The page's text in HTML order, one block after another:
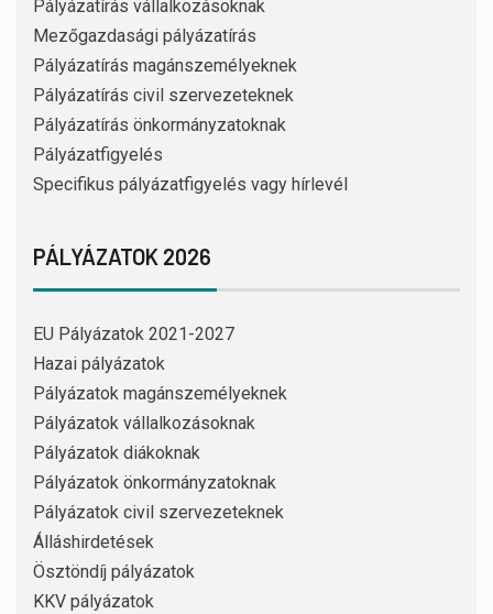
Pályázatírás vállalkozásoknak
Mezőgazdasági pályázatírás
Pályázatírás magánszemélyeknek
Pályázatírás civil szervezeteknek
Pályázatírás önkormányzatoknak
Pályázatfigyelés
Specifikus pályázatfigyelés vagy hírlevél
PÁLYÁZATOK 2026
EU Pályázatok 2021-2027
Hazai pályázatok
Pályázatok magánszemélyeknek
Pályázatok vállalkozásoknak
Pályázatok diákoknak
Pályázatok önkormányzatoknak
Pályázatok civil szervezeteknek
Álláshirdetések
Ösztöndíj pályázatok
KKV pályázatok